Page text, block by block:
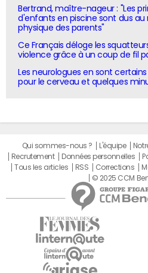
Bertrand, maître-nageur : "Les
d'enfants en piscine sont dus
physique des parents"
Ce Français déloge les
violence grâce à un coup de fil
Les neurologues en sont
pour le cerveau et quelques
Qui sommes-nous ? L'équipe
Recrutement
Données personnelles
Tous les articles
RSS Corrections
© 2025 CCM